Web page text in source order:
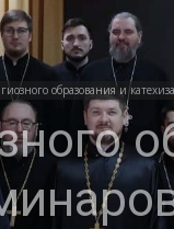
образования и